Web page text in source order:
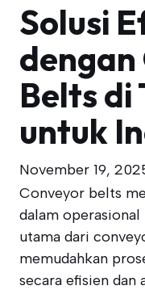
Solusi
dengan
Belts di
untuk
November 19,
Conveyor belts
dalam
utama dari
memudahkan
secara efisien dan